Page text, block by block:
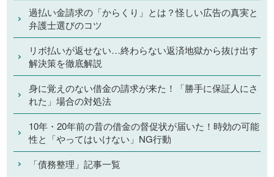
過払い金請求の「からくり」とは？怪しい広告の真実と
弁護士選びのコツ
リボ払いが返せない…終わらない返済地獄から抜け出す
解決策を徹底解説
身に覚えのない借金の請求が来た！「勝手に保証人にさ
れた」場合の対処法
10年・20年前の昔の借金の督促状が届いた！時効の可能
性と「やってはいけない」NG行動
「債務整理」記事一覧